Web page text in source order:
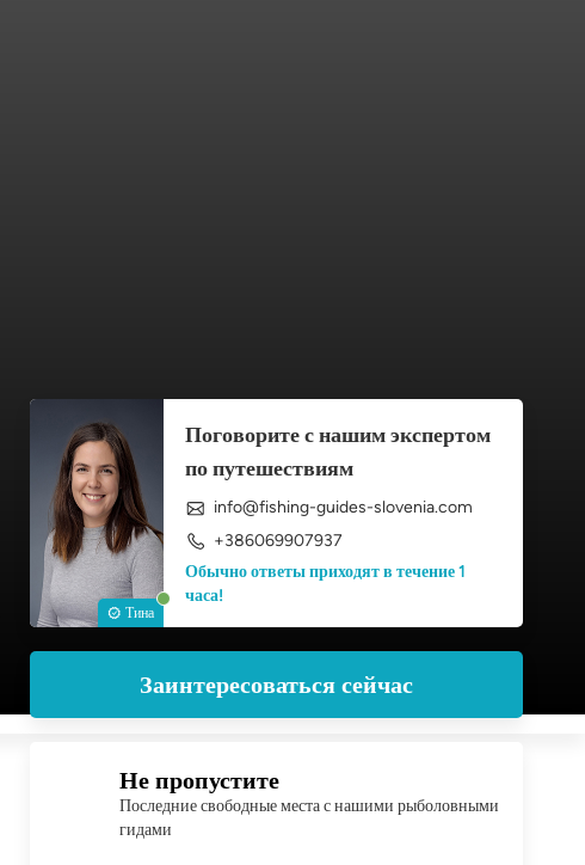
Тина
Поговорите с нашим экспертом
по путешествиям
info@fishing-guides-slovenia.com
+386069907937
Обычно ответы приходят в течение 1
часа!
Заинтересоваться сейчас
Не пропустите
Последние свободные места с нашими рыболовными
гидами